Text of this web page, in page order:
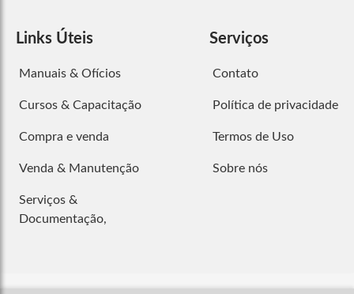
Links Úteis
Manuais & Ofícios
Cursos & Capacitação
Compra e venda
Venda & Manutenção
Serviços &
Documentação,
Serviços
Contato
Política de privacidade
Termos de Uso
Sobre nós